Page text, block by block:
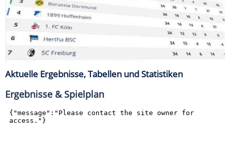
Aktuelle Ergebnisse, Tabellen und Statistiken
Ergebnisse & Spielplan